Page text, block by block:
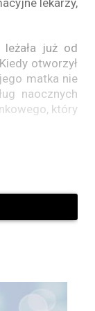
już od
otworzył
matka nie
naocznych
który
jej
jej ramię, a
–
i była ze
horas de
había sido